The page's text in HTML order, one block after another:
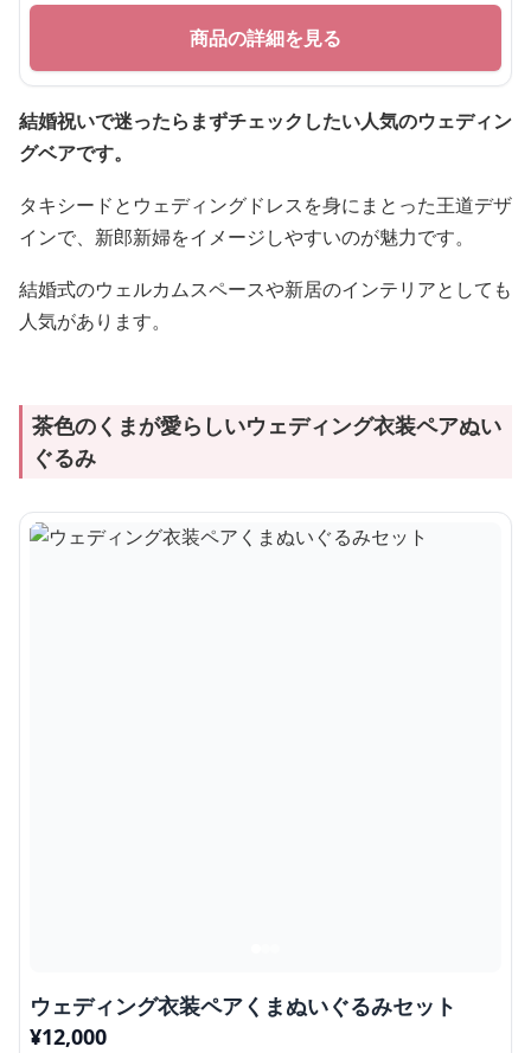
商品の詳細を見る
結婚祝いで迷ったらまずチェックしたい人気のウェディン
グベアです。
タキシードとウェディングドレスを身にまとった王道デザ
インで、新郎新婦をイメージしやすいのが魅力です。
結婚式のウェルカムスペースや新居のインテリアとしても
人気があります。
茶色のくまが愛らしいウェディング衣装ペアぬい
ぐるみ
ウェディング衣装ペアくまぬいぐるみセット
¥12,000